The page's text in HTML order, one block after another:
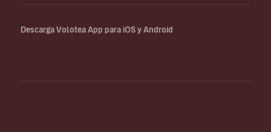
Descarga Volotea App para iOS y Android